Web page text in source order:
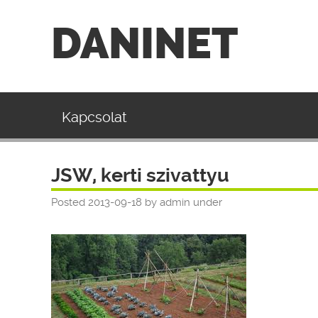
DANINET
Kapcsolat
JSW, kerti szivattyu
Posted 2013-09-18 by admin under